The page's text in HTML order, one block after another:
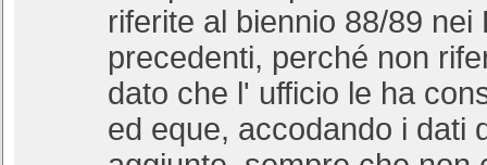
riferite al biennio 88/89 nei
precedenti, perché non
dato che l' ufficio le ha
ed eque, accodando i dati